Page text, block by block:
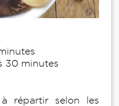
30 minutes
répartir selon les